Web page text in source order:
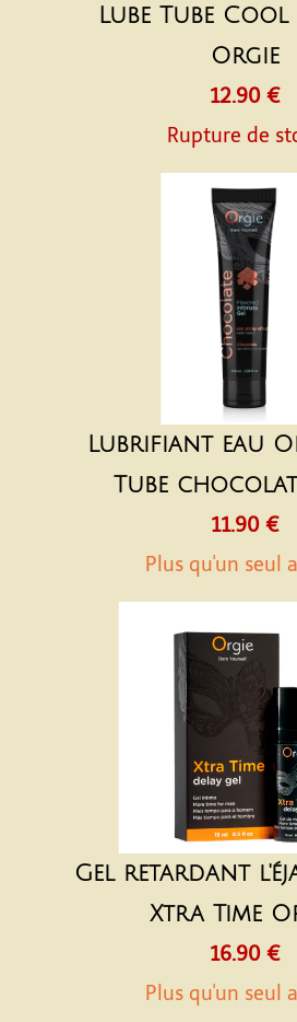
Lube Tube Cool
Orgie
12.90 €
Rupture de
Lubrifiant eau
Tube chocolat
11.90 €
Plus qu'un seul
Gel retardant
Xtra Time
16.90 €
Plus qu'un seul